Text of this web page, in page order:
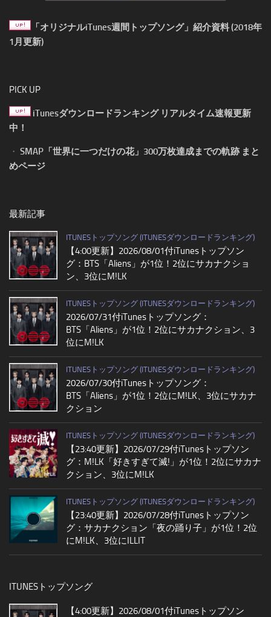
「オリジナルiTunes週間トップソング」紹介資料 (2018年
1月更新)
PICK UP
iTunesダウンロードランキング リアルタイム速報更新
中！
・ SMAP「世界に一つだけの花」300万枚達成までの軌跡 まと
めページ
最新記事
ITUNESトップソング (ITUNESダウンロードランキング)
【4:00更新】2026/08/01付iTunesトップソン
グ：BTS「Aliens」が1位！2位にサカナクショ
ン、3位にM!LK
ITUNESトップソング (ITUNESダウンロードランキング)
2026/07/31付iTunesトップソング：
BTS「Aliens」が1位！2位にサカナクション、3
位にM!LK
ITUNESトップソング (ITUNESダウンロードランキング)
2026/07/30付iTunesトップソング：
BTS「Aliens」が1位！2位にM!LK、3位にサカナ
クション
ITUNESトップソング (ITUNESダウンロードランキング)
【23:40更新】2026/07/29付iTunesトップソン
グ：M!LK「好きすぎて滅!」が1位！2位にサカナ
クション、3位にM!LK
ITUNESトップソング (ITUNESダウンロードランキング)
【23:40更新】2026/07/28付iTunesトップソン
グ：サカナクション「夜の踊り子」が1位！2位
にM!LK、3位にILLIT
ITUNESトップソング
【4:00更新】2026/08/01付iTunesトップソン